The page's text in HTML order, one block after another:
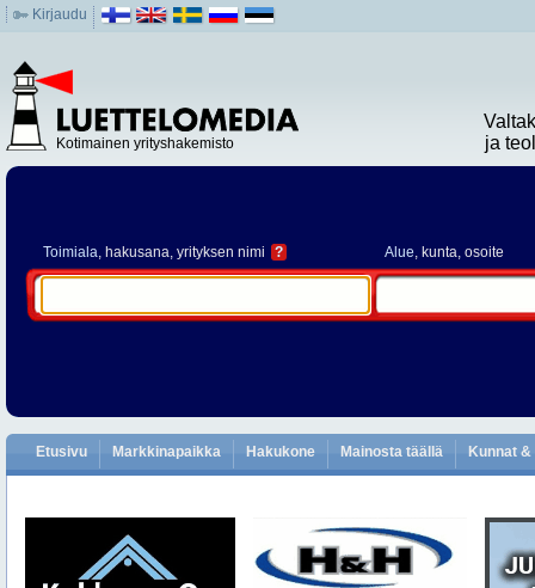
Kirjaudu
Kotimainen yrityshakemisto
ja
Toimiala, hakusana, yrityksen nimi ? Alue, kunta, osoite
Etusivu Markkinapaikka Hakukone Mainosta täällä Kunnat